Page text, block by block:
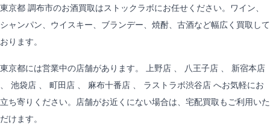
東京都 調布市のお酒買取はストックラボにお任せください。ワイン、
シャンパン、ウイスキー、ブランデー、焼酎、古酒など幅広く買取して
おります。
東京都には営業中の店舗があります。 上野店 八王子店
新宿本店
池袋店 町田店 麻布十番店 ラストラボ渋谷店 へお気軽にお
立ち寄りください。店舗がお近くにない場合は、 宅配買取 もご利用いた
だけます。